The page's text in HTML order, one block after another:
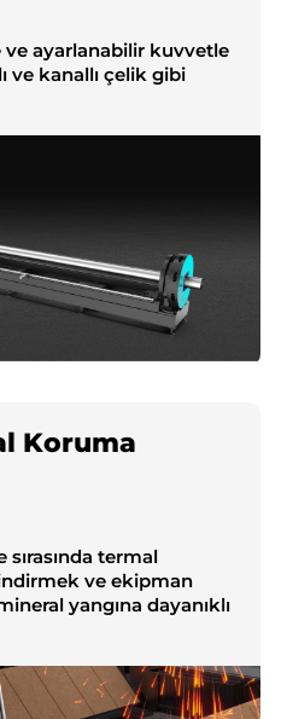
ayarlanabilir kuvvetle
ve kanallı çelik gibi
Koruma
termal
ve ekipman
yangına dayanıklı